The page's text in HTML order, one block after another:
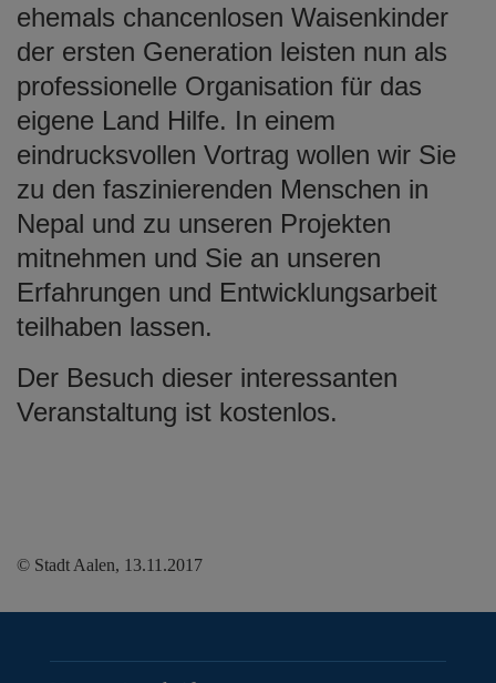
ehemals chancenlosen Waisenkinder
der ersten Generation leisten nun als
professionelle Organisation für das
eigene Land Hilfe. In einem
eindrucksvollen Vortrag wollen wir Sie
zu den faszinierenden Menschen in
Nepal und zu unseren Projekten
mitnehmen und Sie an unseren
Erfahrungen und Entwicklungsarbeit
teilhaben lassen.
Der Besuch dieser interessanten
Veranstaltung ist kostenlos.
© Stadt Aalen, 13.11.2017